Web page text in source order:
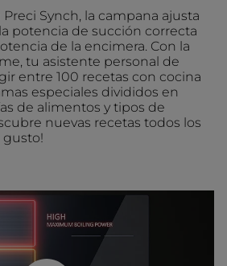
Preci Synch, la campana ajusta
potencia de succión correcta
de la encimera. Con la
tu asistente personal de
entre 100 recetas con cocina
especiales divididos en
de alimentos y tipos de
nuevas recetas todos los
gusto!